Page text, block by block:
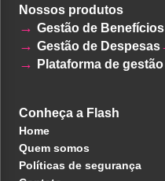
Nossos produtos
Gestão de Benefícios
Gestão de Despesas
Plataforma de gestão
Conheça a Flash
Home
Quem somos
Políticas de segurança